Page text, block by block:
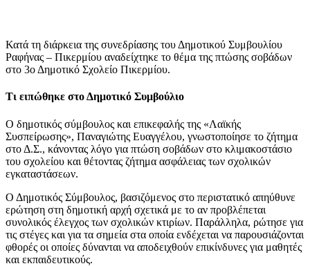
Κατά τη διάρκεια της συνεδρίασης του Δημοτικού Συμβουλίου
Ραφήνας – Πικερμίου αναδείχτηκε το θέμα της πτώσης σοβάδων
στο 3ο Δημοτικό Σχολείο Πικερμίου.
Τι ειπώθηκε στο Δημοτικό Συμβούλιο
Ο δημοτικός σύμβουλος και επικεφαλής της «Λαϊκής
Συσπείρωσης», Παναγιώτης Ευαγγέλου, γνωστοποίησε το ζήτημα
στο Δ.Σ., κάνοντας λόγο για πτώση σοβάδων στο κλιμακοστάσιο
του σχολείου και θέτοντας ζήτημα ασφάλειας των σχολικών
εγκαταστάσεων.
Ο Δημοτικός Σύμβουλος, βασιζόμενος στο περιστατικό απηύθυνε
ερώτηση στη δημοτική αρχή σχετικά με το αν προβλέπεται
συνολικός έλεγχος των σχολικών κτιρίων. Παράλληλα, ρώτησε για
τις στέγες και για τα σημεία στα οποία ενδέχεται να παρουσιάζονται
φθορές οι οποίες δύνανται να αποδειχθούν επικίνδυνες για μαθητές
και εκπαιδευτικούς.